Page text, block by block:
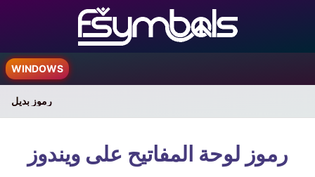
WINDOWS
رموز بديل
رموز لوحة المفاتيح على ويندوز